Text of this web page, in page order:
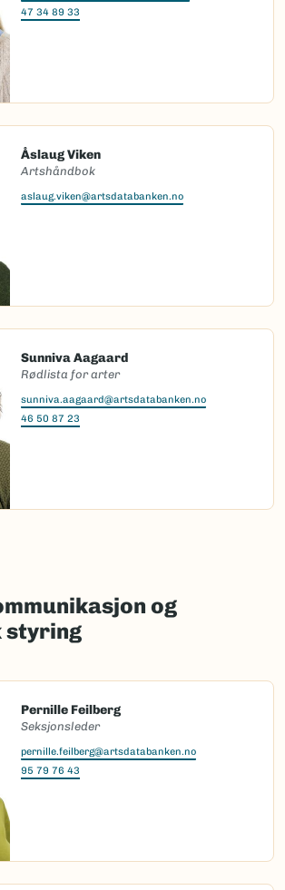
47 34 89 33
Åslaug Viken
Artshåndbok
aslaug.viken@artsdatabanken.no
Sunniva Aagaard
Rødlista for arter
sunniva.aagaard@artsdatabanken.no
46 50 87 23
og
Pernille Feilberg
Seksjonsleder
pernille.feilberg@artsdatabanken.no
95 79 76 43